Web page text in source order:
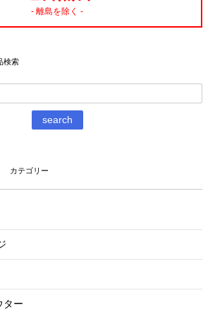
- 離島を除く -
検索
search
カテゴリー
ター